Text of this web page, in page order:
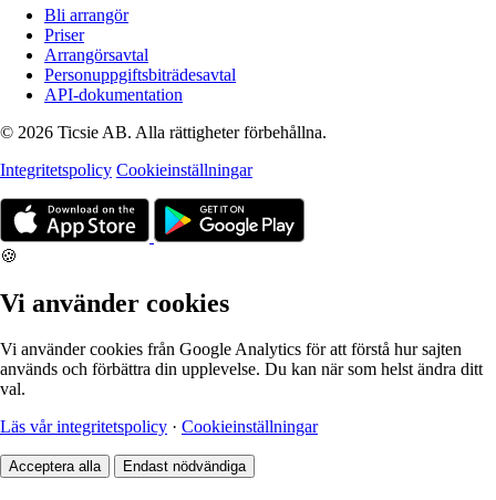
Bli arrangör
Priser
Arrangörsavtal
Personuppgiftsbiträdesavtal
API-dokumentation
© 2026 Ticsie AB. Alla rättigheter förbehållna.
Integritetspolicy Cookieinställningar
🍪
Vi använder cookies
Vi använder cookies från Google Analytics för att förstå hur sajten
används och förbättra din upplevelse. Du kan när som helst ändra ditt
val.
Läs vår integritetspolicy · Cookieinställningar
Acceptera alla Endast nödvändiga